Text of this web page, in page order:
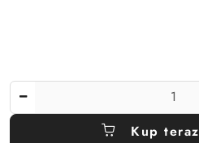
Kup teraz